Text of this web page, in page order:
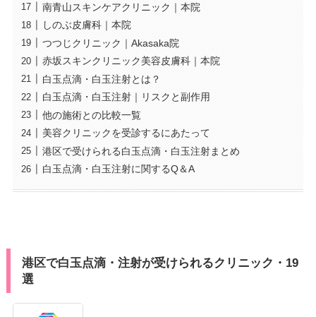
南青山スキンケアクリニック｜本院
しのぶ皮膚科｜本院
つつじクリニック｜Akasaka院
赤坂スキンクリニック美容皮膚科｜本院
白玉点滴・白玉注射とは？
白玉点滴・白玉注射｜リスクと副作用
他の施術との比較一覧
美容クリニックを受診するにあたって
港区で受けられる白玉点滴・白玉注射まとめ
白玉点滴・白玉注射に関するQ＆A
港区で白玉点滴・注射が受けられるクリニック・19
選